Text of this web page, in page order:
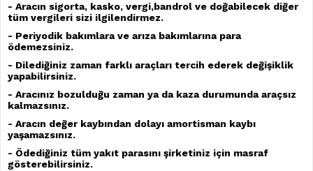
- Aracın sigorta, kasko, vergi,bandrol ve doğabilecek diğer
tüm vergileri sizi ilgilendirmez.
- Periyodik bakımlara ve arıza bakımlarına para
ödemezsiniz.
- Dilediğiniz zaman farklı araçları tercih ederek değişiklik
yapabilirsiniz.
- Aracınız bozulduğu zaman ya da kaza durumunda araçsız
kalmazsınız.
- Aracın değer kaybından dolayı amortisman kaybı
yaşamazsınız.
- Ödediğiniz tüm yakıt parasını şirketiniz için masraf
gösterebilirsiniz.